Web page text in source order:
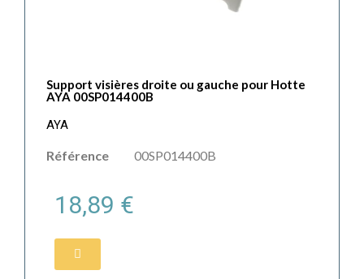
Support visières droite ou gauche pour Hotte
AYA 00SP014400B
AYA
Référence 00SP014400B
18,89 €